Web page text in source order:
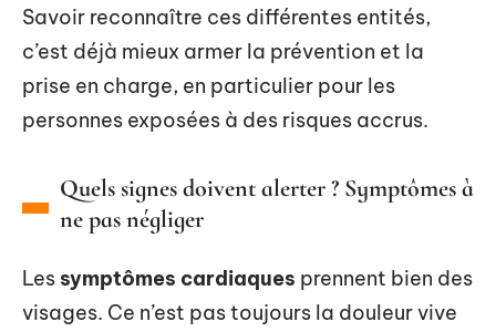
Savoir reconnaître ces différentes entités,
c’est déjà mieux armer la prévention et la
prise en charge, en particulier pour les
personnes exposées à des risques accrus.
Quels signes doivent alerter ? Symptômes à
ne pas négliger
Les symptômes cardiaques prennent bien des
visages. Ce n’est pas toujours la douleur vive